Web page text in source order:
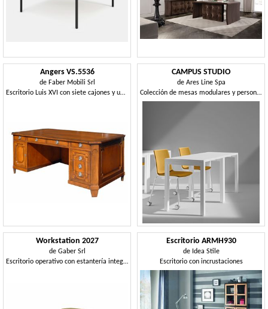
Angers VS.5536
de Faber Mobili Srl
Escritorio Luis XVI con siete cajones y una puerta.
CAMPUS STUDIO
de Ares Line Spa
Colección de mesas modulares y personalizables
Workstation 2027
de Gaber Srl
Escritorio operativo con estantería integrada
Escritorio ARMH930
de Idea Stile
Escritorio con incrustaciones